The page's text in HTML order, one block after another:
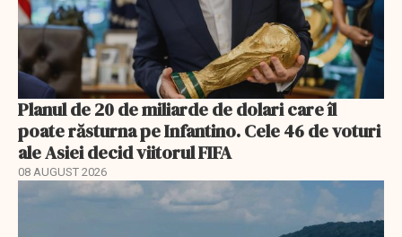
Planul de 20 de miliarde de dolari care îl
poate răsturna pe Infantino. Cele 46 de voturi
ale Asiei decid viitorul FIFA
08 AUGUST 2026